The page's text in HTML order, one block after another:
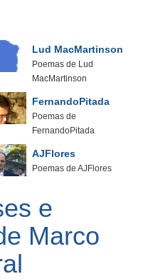
Lud MacMartinson
Poemas de Lud
MacMartinson
FernandoPitada
Poemas de
FernandoPitada
AJFlores
Poemas de AJFlores
e
Marco